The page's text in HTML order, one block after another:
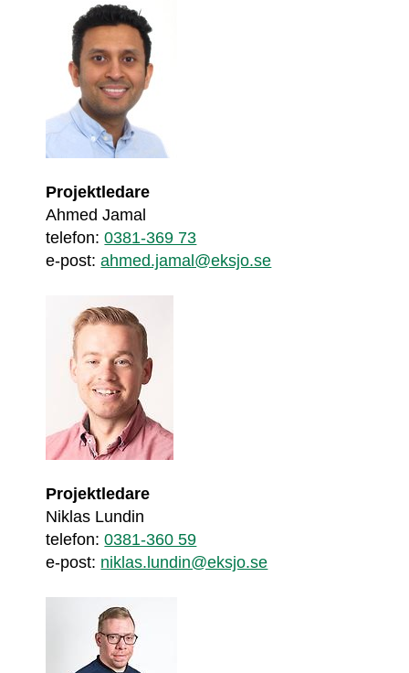
Projektledare
Ahmed Jamal
telefon: 0381-369 73
e-post: ahmed.jamal@eksjo.se
Projektledare
Niklas Lundin
telefon: 0381-360 59
e-post: niklas.lundin@eksjo.se